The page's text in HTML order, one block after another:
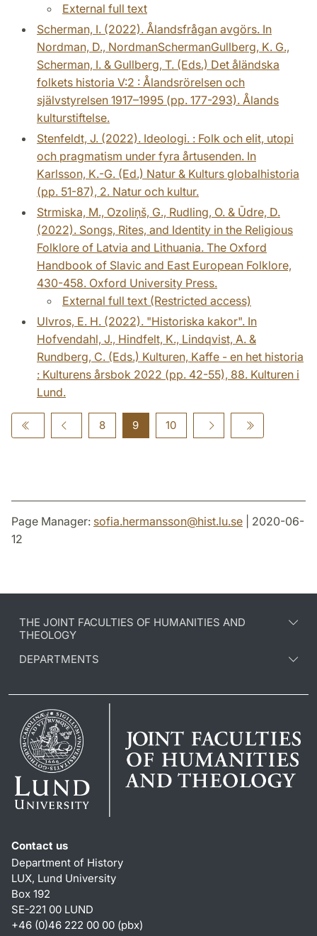
External full text
Scherman, I. (2022). Ålandsfrågan avgörs. In
Nordman, D., NordmanSchermanGullberg, K. G.,
Scherman, I. & Gullberg, T. (Eds.) Det åländska
folkets historia V:2 : Ålandsrörelsen och
självstyrelsen 1917–1995 (pp. 177-293). Ålands
kulturstiftelse.
Stenfeldt, J. (2022). Ideologi. : Folk och elit, utopi
och pragmatism under fyra årtusenden. In
Karlsson, K.-G. (Ed.) Natur & Kulturs globalhistoria
(pp. 51-87), 2. Natur och kultur.
Strmiska, M., Ozoliņš, G., Rudling, O. & Ūdre, D.
(2022). Songs, Rites, and Identity in the Religious
Folklore of Latvia and Lithuania. The Oxford
Handbook of Slavic and East European Folklore,
430-458. Oxford University Press.
External full text (Restricted access)
Ulvros, E. H. (2022). "Historiska kakor". In
Hofvendahl, J., Hindfelt, K., Lindqvist, A. &
Rundberg, C. (Eds.) Kulturen, Kaffe - en het historia
: Kulturens årsbok 2022 (pp. 42-55), 88. Kulturen i
Lund.
8 9 10
Page Manager: sofia.hermansson@hist.lu.se | 2020-06-
12
THE JOINT FACULTIES OF HUMANITIES AND
THEOLOGY
DEPARTMENTS
Contact us
Department of History
LUX, Lund University
Box 192
SE-221 00 LUND
+46 (0)46 222 00 00 (pbx)